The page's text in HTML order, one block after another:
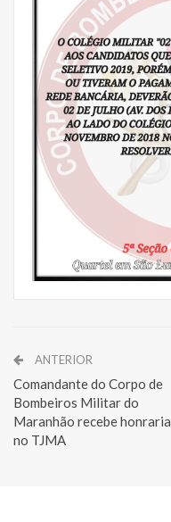
ANTERIOR
Comandante do Corpo de
Bombeiros Militar do
Maranhão recebe honraria
no TJMA